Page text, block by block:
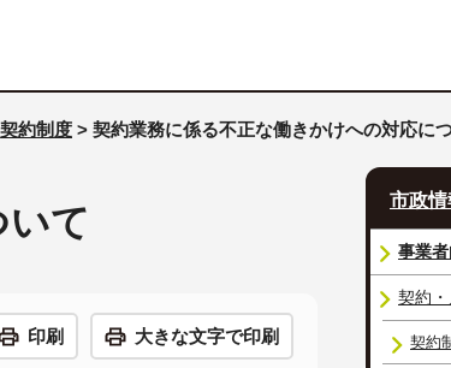
契約制度 > 契約業務に係る不正な働きかけへの対応に
て
印刷 大きな文字で印刷
市政情
事業
契約
契約